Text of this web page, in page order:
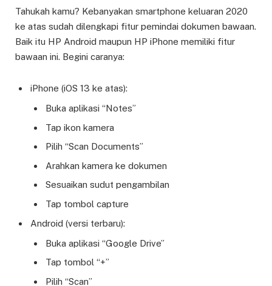
Tahukah kamu? Kebanyakan smartphone keluaran 2020
ke atas sudah dilengkapi fitur pemindai dokumen bawaan.
Baik itu HP Android maupun HP iPhone memiliki fitur
bawaan ini. Begini caranya:
iPhone (iOS 13 ke atas):
Buka aplikasi “Notes”
Tap ikon kamera
Pilih “Scan Documents”
Arahkan kamera ke dokumen
Sesuaikan sudut pengambilan
Tap tombol capture
Android (versi terbaru):
Buka aplikasi “Google Drive”
Tap tombol “+”
Pilih “Scan”